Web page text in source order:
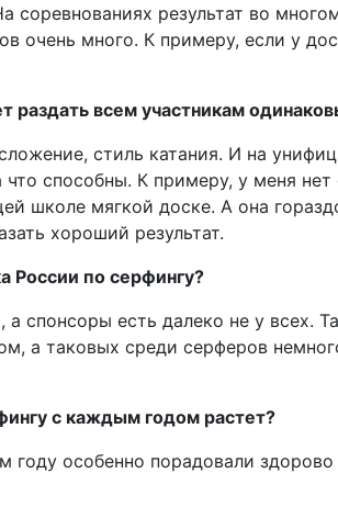
результат во
много. К примеру, если у
раздать всем участникам
стиль катания. И на
способны. К примеру, у меня нет
школе мягкой доске. А она
хороший результат.
России по серфингу?
спонсоры есть далеко не у всех.
а таковых среди серферов
с каждым годом растет?
году особенно порадовали